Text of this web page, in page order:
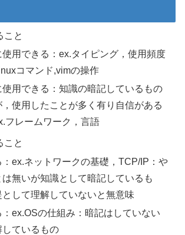
こと
使用できる：ex.タイピング，使用頻度
コマンド,vimの操作
使用できる：知識の暗記しているもの
，使用したことが多く有り自信がある
フレームワーク，言語
こと
：ex.ネットワークの基礎，TCP/IP：や
は無いが知識として暗記しているも
として理解していないと無意味
：ex.OSの仕組み：暗記はしていない
しているもの